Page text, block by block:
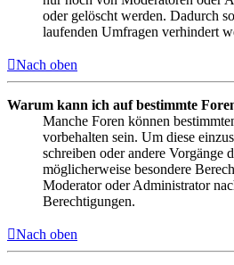
oder gelöscht werden. Dadurch
laufenden Umfragen verhindert
Nach oben
Warum kann ich auf bestimmte
Manche Foren können
vorbehalten sein. Um diese
schreiben oder andere Vorgänge
möglicherweise besondere
Moderator oder Administrator
Berechtigungen.
Nach oben